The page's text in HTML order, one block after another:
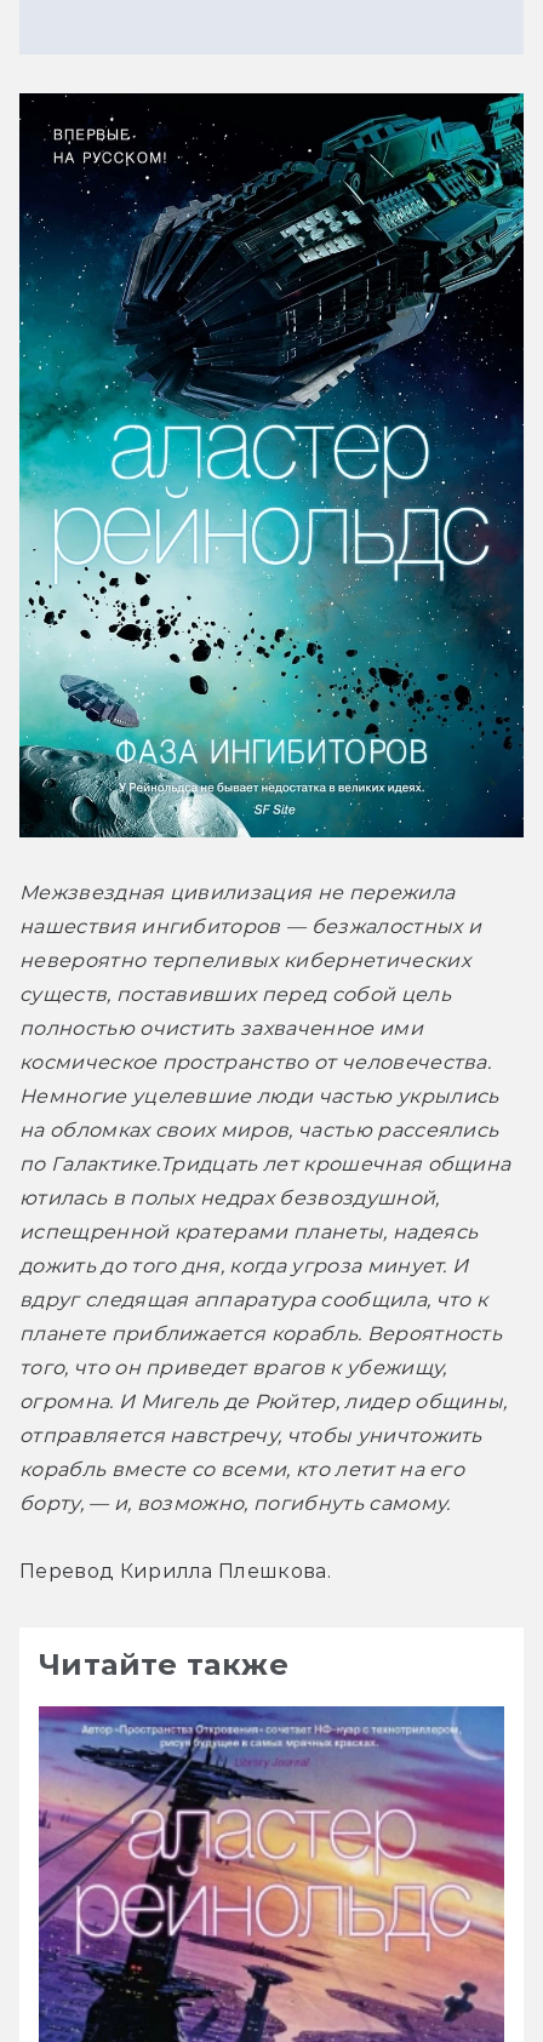
Межзвездная цивилизация не пережила
нашествия ингибиторов — безжалостных и
невероятно терпеливых кибернетических
существ, поставивших перед собой цель
полностью очистить захваченное ими
космическое пространство от человечества.
Немногие уцелевшие люди частью укрылись
на обломках своих миров, частью рассеялись
по Галактике.Тридцать лет крошечная община
ютилась в полых недрах безвоздушной,
испещренной кратерами планеты, надеясь
дожить до того дня, когда угроза минует. И
вдруг следящая аппаратура сообщила, что к
планете приближается корабль. Вероятность
того, что он приведет врагов к убежищу,
огромна. И Мигель де Рюйтер, лидер общины,
отправляется навстречу, чтобы уничтожить
корабль вместе со всеми, кто летит на его
борту, — и, возможно, погибнуть самому.
Перевод Кирилла Плешкова.
Читайте также